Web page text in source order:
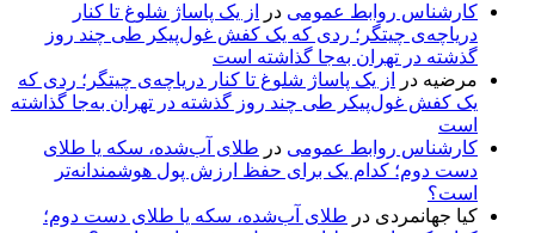
کارشناس روابط عمومی در
از یک پاساژ شلوغ تا کنار
دریاچه‌ی چیتگر؛ ردی که یک کفش غول‌پیکر طی چند روز
گذشته در تهران به‌جا گذاشته است
مرضیه در
از یک پاساژ شلوغ تا کنار دریاچه‌ی چیتگر؛ ردی که
یک کفش غول‌پیکر طی چند روز گذشته در تهران به‌جا گذاشته
است
کارشناس روابط عمومی در طلای آب‌شده، سکه یا طلای
دست دوم؛ کدام یک برای حفظ ارزش پول هوشمندانه‌تر
است؟
کیا جهانمردی در طلای آب‌شده، سکه یا طلای دست دوم؛